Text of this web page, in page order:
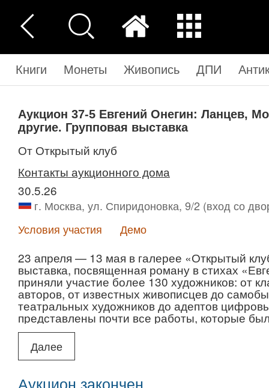
Книги Монеты Живопись ДПИ
Аукцион 37-5 Евгений Онегин: Ланцев,
другие. Групповая выставка
от Открытый клуб
Контакты аукционного дома
30.5.26
г. Москва, ул. Спиридоновка, 9/2 (вход со
Условия участия
Демо
23 апреля — 13 мая в галерее «Открытый
выставка, посвященная роману в стихах
приняли участие более 130 художников: от
авторов, от известных живописцев до
театральных художников до адептов
представлены почти все работы, которые
вошли в экспозицию.
УВАЖАЕМЫЕ УЧАСТНИКИ!
ПОСЛЕ АУКЦИОНА ПРЕТЕНЗИИ
ПРИНИМАЮТСЯ.
Далее
Аукцион закончен